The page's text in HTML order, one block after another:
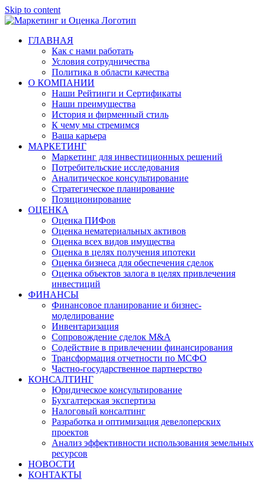
Skip to content
ГЛАВНАЯ
Как с нами работать
Условия сотрудничества
Политика в области качества
О КОМПАНИИ
Наши Рейтинги и Сертификаты
Наши преимущества
История и фирменный стиль
К чему мы стремимся
Ваша карьера
МАРКЕТИНГ
Маркетинг для инвестиционных решений
Потребительские исследования
Аналитическое консультирование
Стратегическое планирование
Позиционирование
ОЦЕНКА
Оценка ПИФов
Оценка нематериальных активов
Оценка всех видов имущества
Оценка в целях получения ипотеки
Оценка бизнеса для обеспечения сделок
Оценка объектов залога в целях привлечения
инвестиций
ФИНАНСЫ
Финансовое планирование и бизнес-
моделирование
Инвентаризация
Сопровождение сделок M&A
Содействие в привлечении финансирования
Трансформация отчетности по МСФО
Частно-государственное партнерство
КОНСАЛТИНГ
Юридическое консультирование
Бухгалтерская экспертиза
Налоговый консалтинг
Разработка и оптимизация девелоперских
проектов
Анализ эффективности использования земельных
ресурсов
НОВОСТИ
КОНТАКТЫ